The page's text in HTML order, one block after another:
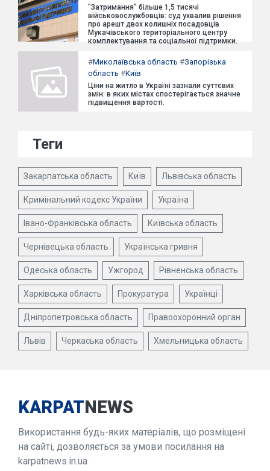
"Затримання" більше 1,5 тисячі
військовослужбовців: суд ухвалив рішення
про арешт двох колишніх посадовців
Мукачівського територіального центру
комплектування та соціальної підтримки.
#Миколаївська область #Запорізька
область #Київ
Ціни на житло в Україні зазнали суттєвих
змін: в яких містах спостерігається значне
підвищення вартості.
Теги
Закарпатська область Київ Львівська область
Кримінальний кодекс України Україна
Івано-Франківська область Київська область
Чернівецька область Українська гривня
Одеська область Ужгород Рівненська область
Харківська область Прокуратура Українці
Дніпропетровська область Правоохоронний орган
Львів Черкаська область Хмельницька область
KARPATNEWS
Використання будь-яких матеріалів, що розміщені
на сайті, дозволяється за умови посилання на
karpatnews.in.ua